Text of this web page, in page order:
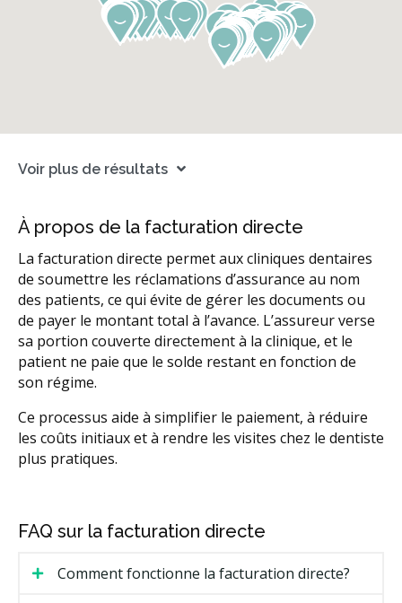
Voir plus de résultats
À propos de la facturation directe
La facturation directe permet aux cliniques dentaires
de soumettre les réclamations d’assurance au nom
des patients, ce qui évite de gérer les documents ou
de payer le montant total à l’avance. L’assureur verse
sa portion couverte directement à la clinique, et le
patient ne paie que le solde restant en fonction de
son régime.
Ce processus aide à simplifier le paiement, à réduire
les coûts initiaux et à rendre les visites chez le dentiste
plus pratiques.
FAQ sur la facturation directe
Comment fonctionne la facturation directe?